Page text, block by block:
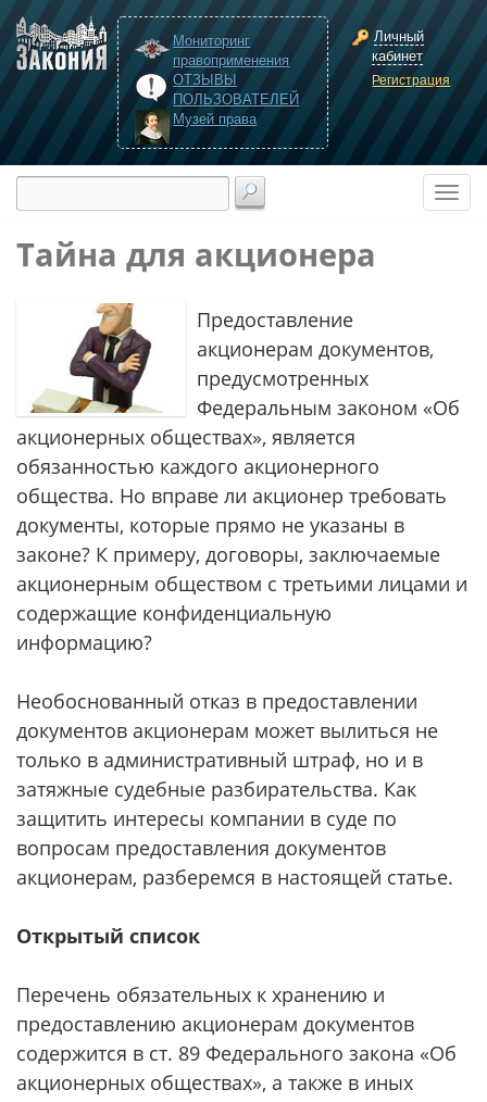
Мониторинг
правоприменения
ОТЗЫВЫ
ПОЛЬЗОВАТЕЛЕЙ
Музей права
Личный
кабинет
Регистрация
Тайна для акционера
Предоставление
акционерам документов,
предусмотренных
Федеральным законом «Об
акционерных обществах», является
обязанностью каждого акционерного
общества. Но вправе ли акционер требовать
документы, которые прямо не указаны в
законе? К примеру, договоры, заключаемые
акционерным обществом с третьими лицами и
содержащие конфиденциальную
информацию?
Необоснованный отказ в предоставлении
документов акционерам может вылиться не
только в административный штраф, но и в
затяжные судебные разбирательства. Как
защитить интересы компании в суде по
вопросам предоставления документов
акционерам, разберемся в настоящей статье.
Открытый список
Перечень обязательных к хранению и
предоставлению акционерам документов
содержится в ст. 89 Федерального закона «Об
акционерных обществах», а также в иных